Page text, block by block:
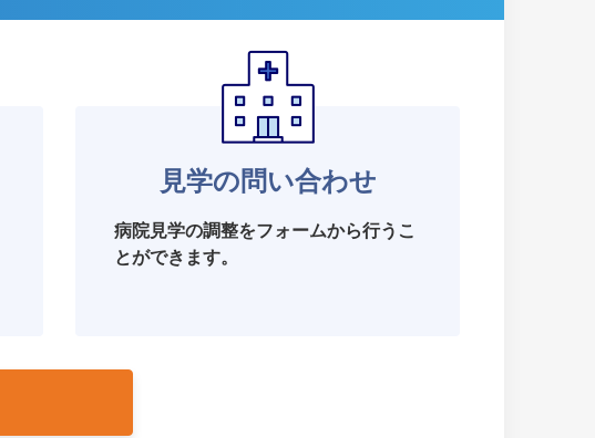
見学の問い合わせ
病院見学の調整をフォームから行うこ
とができます。